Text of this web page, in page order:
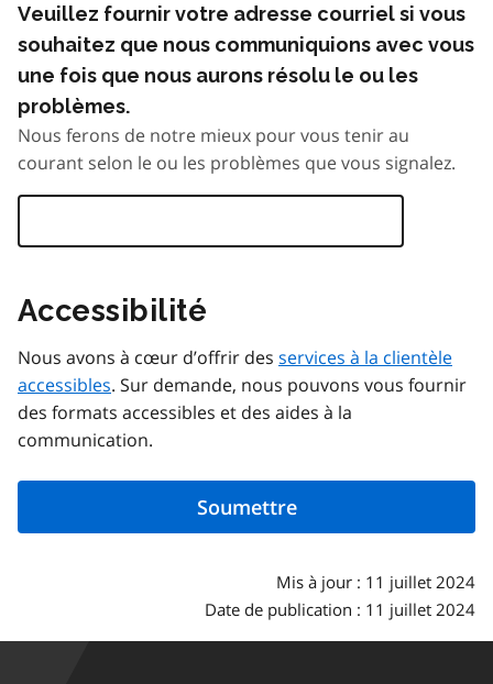
Veuillez fournir votre adresse courriel si vous
souhaitez que nous communiquions avec vous
une fois que nous aurons résolu le ou les
problèmes.
Nous ferons de notre mieux pour vous tenir au
courant selon le ou les problèmes que vous signalez.
Accessibilité
Nous avons à cœur d’offrir des services à la clientèle
accessibles. Sur demande, nous pouvons vous fournir
des formats accessibles et des aides à la
communication.
Mis à jour : 11 juillet 2024
Date de publication : 11 juillet 2024